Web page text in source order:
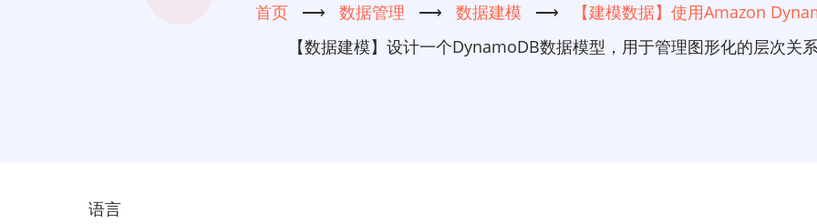
首页 ⟶ 数据管理 ⟶ 数据建模 ⟶ 【建模数据】使用Amazon
【数据建模】设计一个DynamoDB数据模型，用于管理图形化的层次关
语言